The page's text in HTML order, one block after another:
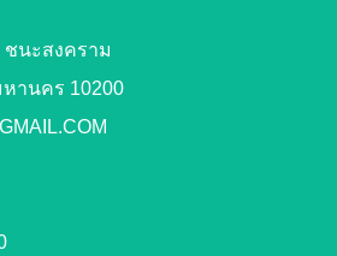
นะสงคราม
านคร 10200